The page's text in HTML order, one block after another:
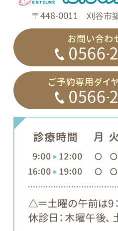
〒448-0011 刈谷市